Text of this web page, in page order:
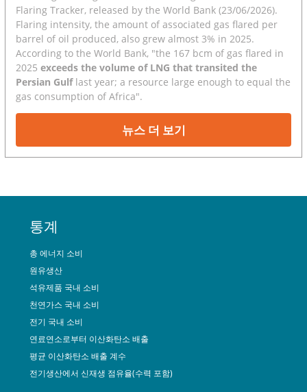
Flaring Tracker, released by the World Bank (23/06/2026).
Flaring intensity, the amount of associated gas flared per
barrel of oil produced, also grew almost 3% in 2025.
According to the World Bank, "the 167 bcm of gas flared in
2025 exceeds the volume of LNG that transited the
Persian Gulflast year; a resource large enough to equal the
gas consumption of Africa".
뉴스 더 보기
통계
총 에너지 소비
원유생산
석유제품 국내 소비
천연가스 국내 소비
전기 국내 소비
연료연소로부터 이산화탄소 배출
평균 이산화탄소 배출 계수
전기생산에서 신재생 점유율(수력 포함)